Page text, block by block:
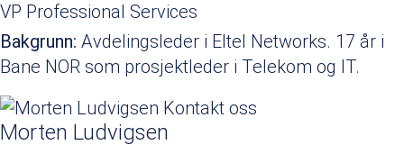
VP Professional Services
Bakgrunn: Avdelingsleder i Eltel Networks. 17 år i
Bane NOR som prosjektleder i Telekom og IT.
Morten Ludvigsen